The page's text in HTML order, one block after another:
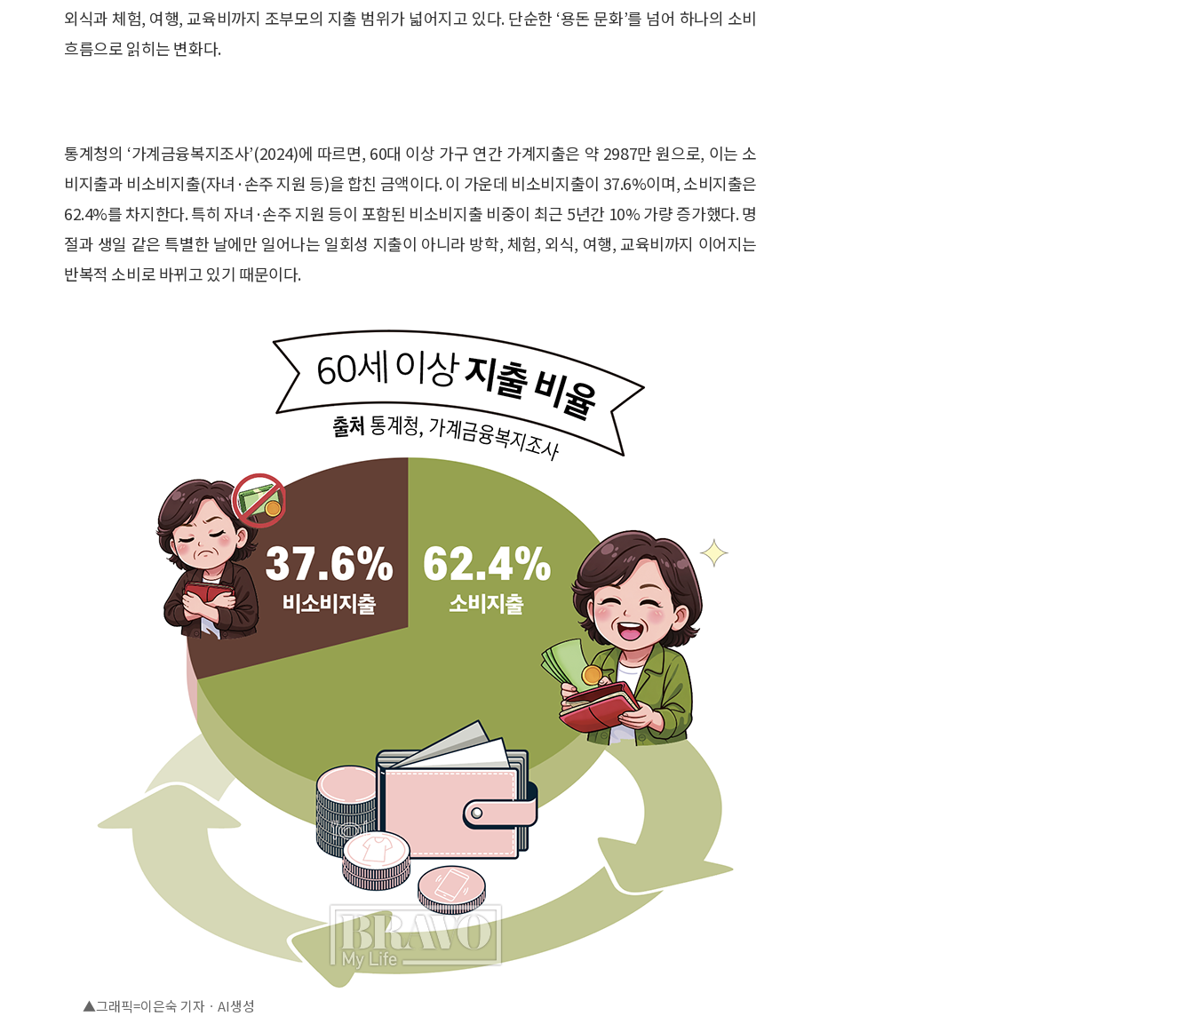
외식과 체험, 여행, 교육비까지 조부모의 지출 범위가 넓어지고 있다. 단순한 ‘용돈 문화’를 넘어 하나의 소비
흐름으로 읽히는 변화다.
통계청의 ‘가계금융복지조사’(2024)에 따르면, 60대 이상 가구 연간 가계지출은 약 2987만 원으로, 이는 소
비지출과 비소비지출(자녀·손주 지원 등)을 합친 금액이다. 이 가운데 비소비지출이 37.6%이며, 소비지출은
62.4%를 차지한다. 특히 자녀·손주 지원 등이 포함된 비소비지출 비중이 최근 5년간 10% 가량 증가했다. 명
절과 생일 같은 특별한 날에만 일어나는 일회성 지출이 아니라 방학, 체험, 외식, 여행, 교육비까지 이어지는
반복적 소비로 바뀌고 있기 때문이다.
▲그래픽=이은숙 기자ㆍAI생성